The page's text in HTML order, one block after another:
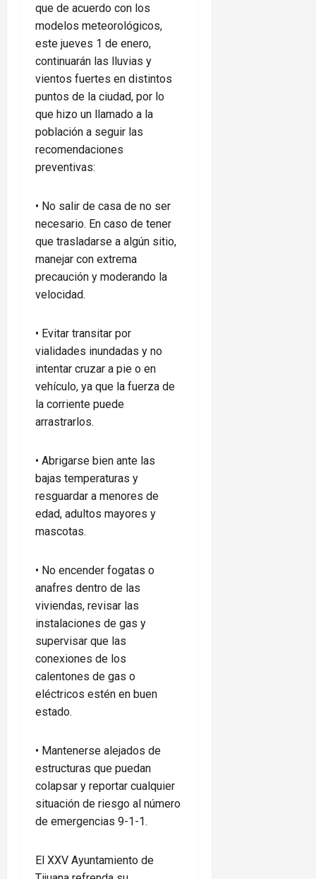
que de acuerdo con los
modelos meteorológicos,
este jueves 1 de enero,
continuarán las lluvias y
vientos fuertes en distintos
puntos de la ciudad, por lo
que hizo un llamado a la
población a seguir las
recomendaciones
preventivas:
•⁠ ⁠No salir de casa de no ser
necesario. En caso de tener
que trasladarse a algún sitio,
manejar con extrema
precaución y moderando la
velocidad.
•⁠ ⁠Evitar transitar por
vialidades inundadas y no
intentar cruzar a pie o en
vehículo, ya que la fuerza de
la corriente puede
arrastrarlos.
•⁠ ⁠Abrigarse bien ante las
bajas temperaturas y
resguardar a menores de
edad, adultos mayores y
mascotas.
•⁠ ⁠No encender fogatas o
anafres dentro de las
viviendas, revisar las
instalaciones de gas y
supervisar que las
conexiones de los
calentones de gas o
eléctricos estén en buen
estado.
•⁠ ⁠Mantenerse alejados de
estructuras que puedan
colapsar y reportar cualquier
situación de riesgo al número
de emergencias 9-1-1.
El XXV Ayuntamiento de